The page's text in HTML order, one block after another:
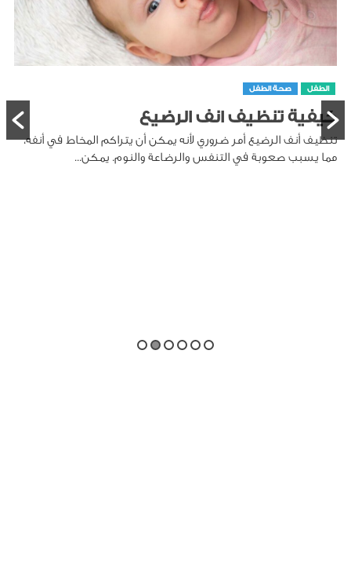
الطفل صحة الطفل
كيفية تنظيف انف الرضيع
تنظيف أنف الرضيع أمر ضروري لأنه يمكن أن يتراكم المخاط في أنفه،
مما يسبب صعوبة في التنفس والرضاعة والنوم. يمكن...